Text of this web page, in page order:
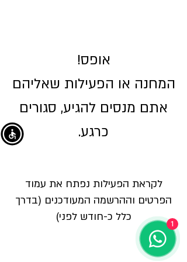
אופס!
המחנה או הפעילות שאליהם
אתם מנסים להגיע, סגורים
כרגע.
לקראת הפעילות נפתח את עמוד
הפרטים וההרשמה המעודכנים (בדרך
כלל כ-חודש לפני)
1